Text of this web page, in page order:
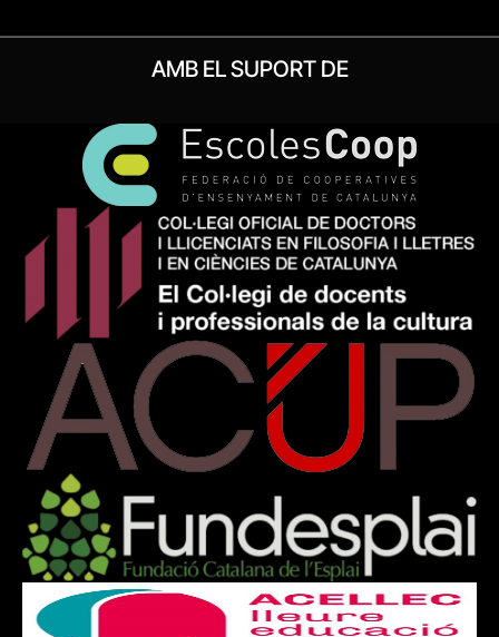
AMB EL SUPORT DE